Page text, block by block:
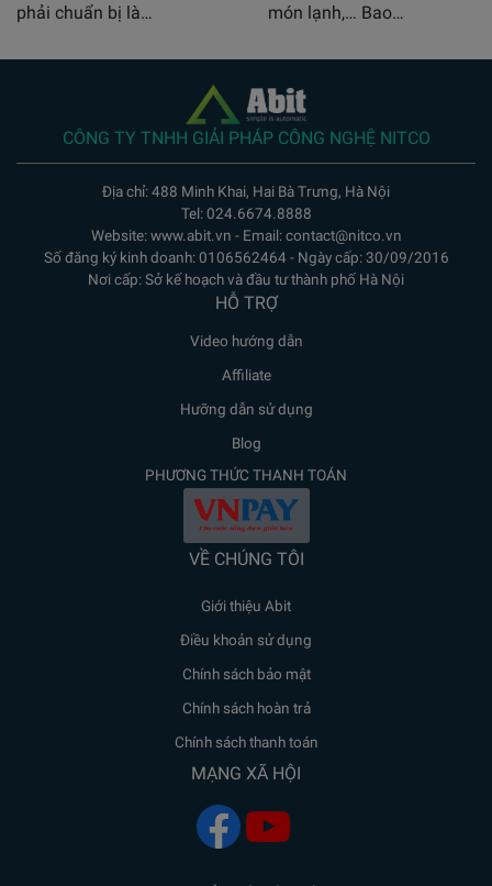
phải chuẩn bị là…
món lạnh,… Bao…
CÔNG TY TNHH GIẢI PHÁP CÔNG NGHỆ NITCO
Địa chỉ: 488 Minh Khai, Hai Bà Trưng, Hà Nội
Tel: 024.6674.8888
Website: www.abit.vn - Email: contact@nitco.vn
Số đăng ký kinh doanh: 0106562464 - Ngày cấp: 30/09/2016
Nơi cấp: Sở kế hoạch và đầu tư thành phố Hà Nội
HỖ TRỢ
Video hướng dẫn
Affiliate
Hưỡng dẫn sử dụng
Blog
PHƯƠNG THỨC THANH TOÁN
VỀ CHÚNG TÔI
Giới thiệu Abit
Điều khoản sử dụng
Chính sách bảo mật
Chính sách hoàn trả
Chính sách thanh toán
MẠNG XÃ HỘI